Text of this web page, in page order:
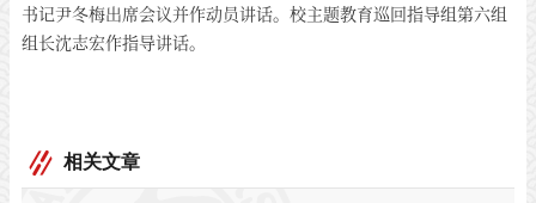
书记尹冬梅出席会议并作动员讲话。校主题教育巡回指导组第六组
组长沈志宏作指导讲话。
相关文章